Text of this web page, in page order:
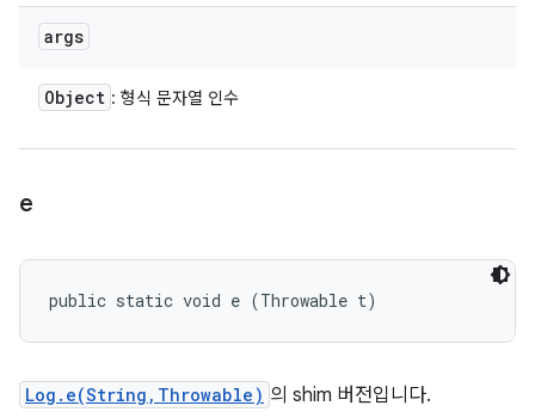
args
Object : 형식 문자열 인수
e
public static void e (Throwable t)
Log.e(String,Throwable) 의 shim 버전입니다.